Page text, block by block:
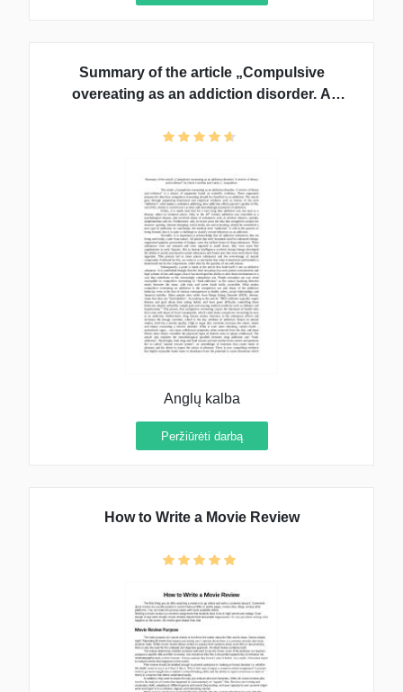
Summary of the article „Compulsive
overeating as an addiction disorder. A
Anglų kalba
Peržiūrėti darbą
How to Write a Movie Review